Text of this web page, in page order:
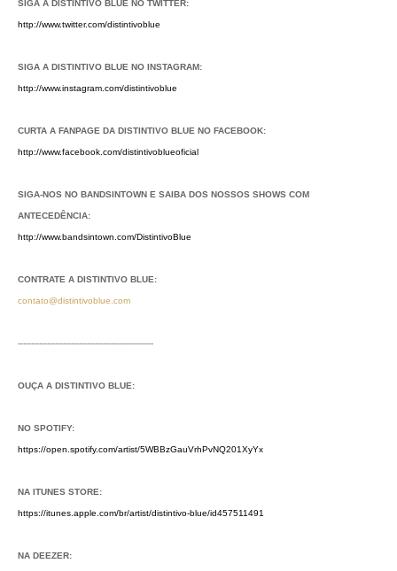
SIGA A DISTINTIVO BLUE NO TWITTER:
http://www.twitter.com/distintivoblue
SIGA A DISTINTIVO BLUE NO INSTAGRAM:
http://www.instagram.com/distintivoblue
CURTA A FANPAGE DA DISTINTIVO BLUE NO FACEBOOK:
http://www.facebook.com/distintivoblueoficial
SIGA-NOS NO BANDSINTOWN E SAIBA DOS NOSSOS SHOWS COM
ANTECEDÊNCIA:
http://www.bandsintown.com/DistintivoBlue
CONTRATE A DISTINTIVO BLUE:
contato@distintivoblue.com
---------------------------------------------------
OUÇA A DISTINTIVO BLUE:
NO SPOTIFY:
https://open.spotify.com/artist/5WBBzGauVrhPvNQ201XyYx
NA ITUNES STORE:
https://itunes.apple.com/br/artist/distintivo-blue/id457511491
NA DEEZER: